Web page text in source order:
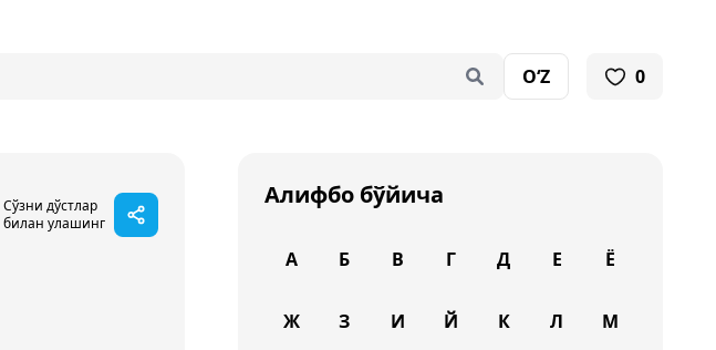
O‘Z 0
Сўзни дўстлар
билан улашинг
Алифбо бўйича
А Б В Г Д Е Ё
Ж З И Й К Л М